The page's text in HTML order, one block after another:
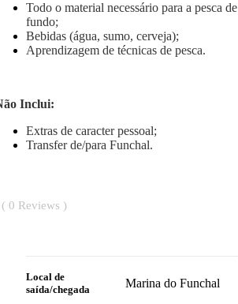
Todo o material necessário para a pesca de
fundo;
Bebidas (água, sumo, cerveja);
Aprendizagem de técnicas de pesca.
Inclui:
Extras de caracter pessoal;
Transfer de/para Funchal.
0 Reviews
Local de
saída/chegada
Marina do Funchal